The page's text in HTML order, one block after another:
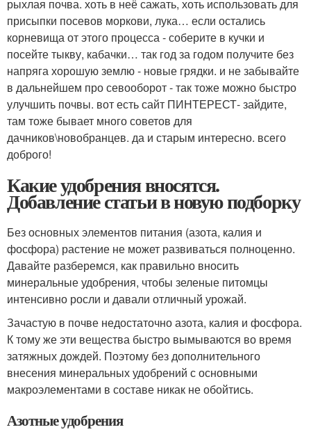
рыхлая почва. хоть в неё сажать, хоть использовать для
присыпки посевов моркови, лука… если остались
корневища от этого процесса - соберите в кучки и
посейте тыкву, кабачки… так год за годом получите без
напряга хорошую землю - новые грядки. и не забывайте
в дальнейшем про севооборот - так тоже можно быстро
улучшить почвы. вот есть сайт ПИНТЕРЕСТ- зайдите,
там тоже бывает много советов для
дачников\новобранцев. да и старым интересно. всего
доброго!
Какие удобрения вносятся.
Добавление статьи в новую подборку
Без основных элементов питания (азота, калия и
фосфора) растение не может развиваться полноценно.
Давайте разберемся, как правильно вносить
минеральные удобрения, чтобы зеленые питомцы
интенсивно росли и давали отличный урожай.
Зачастую в почве недостаточно азота, калия и фосфора.
К тому же эти вещества быстро вымываются во время
затяжных дождей. Поэтому без дополнительного
внесения минеральных удобрений с основными
макроэлементами в составе никак не обойтись.
Азотные удобрения